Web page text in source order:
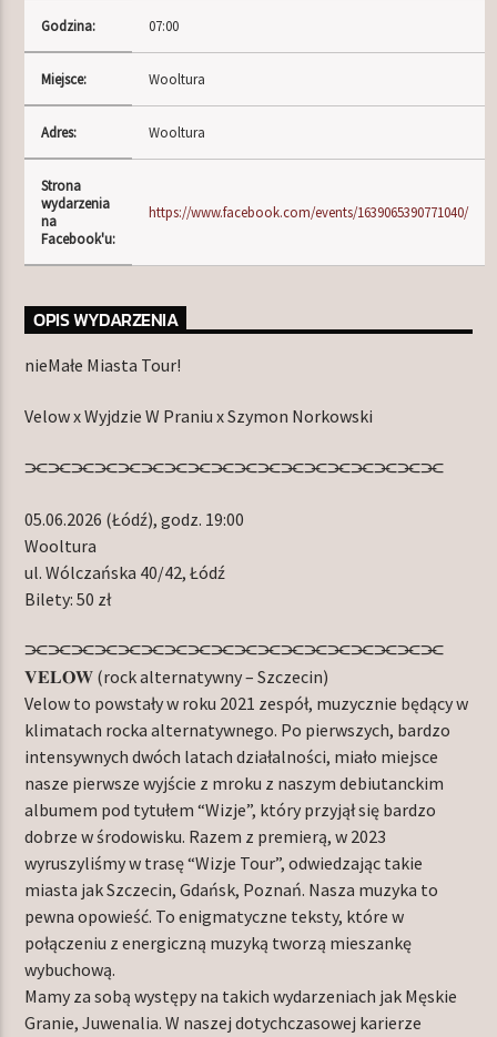
TERAZ W RAMÓWCE
LIGHT ORBIT
06:00 12:00
NASTĘPNIE W RAMÓWCE
INDIE ORBIT
12:00 14:00
Radio Orbit
Godzina: 07:00
Miejsce: Wooltura
Adres: Wooltura
Strona
wydarzenia
na
Facebook'u:
https://www.facebook.com/events/1639065390771040/
OPIS WYDARZENIA
nieMałe Miasta Tour!
Velow x Wyjdzie W Praniu x Szymon Norkowski
⫘⫘⫘⫘⫘⫘⫘⫘⫘⫘⫘⫘⫘⫘⫘⫘⫘⫘
05.06.2026 (Łódź), godz. 19:00
Wooltura
ul. Wólczańska 40/42, Łódź
Bilety: 50 zł
⫘⫘⫘⫘⫘⫘⫘⫘⫘⫘⫘⫘⫘⫘⫘⫘⫘⫘
𝐕𝐄𝐋𝐎𝐖 (rock alternatywny – Szczecin)
Velow to powstały w roku 2021 zespół, muzycznie będący w
klimatach rocka alternatywnego. Po pierwszych, bardzo
intensywnych dwóch latach działalności, miało miejsce
nasze pierwsze wyjście z mroku z naszym debiutanckim
albumem pod tytułem “Wizje”, który przyjął się bardzo
dobrze w środowisku. Razem z premierą, w 2023
wyruszyliśmy w trasę “Wizje Tour”, odwiedzając takie
miasta jak Szczecin, Gdańsk, Poznań. Nasza muzyka to
pewna opowieść. To enigmatyczne teksty, które w
połączeniu z energiczną muzyką tworzą mieszankę
wybuchową.
Mamy za sobą występy na takich wydarzeniach jak Męskie
Granie, Juwenalia. W naszej dotychczasowej karierze